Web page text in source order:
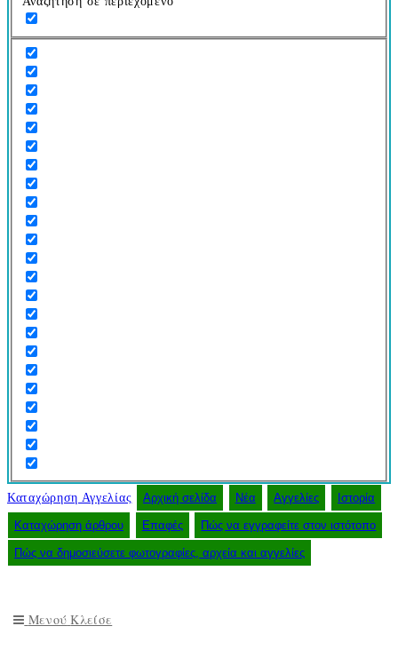
Καταχώρηση Αγγελίας Αρχική σελίδα Νέα Αγγελίες Ιστορία
Καταχώρηση άρθρου Επαφές Πώς να εγγραφείτε στον ιστότοπο
Πώς να δημοσιεύσετε φωτογραφίες, αρχεία και αγγελίες
Μενού Κλείσε